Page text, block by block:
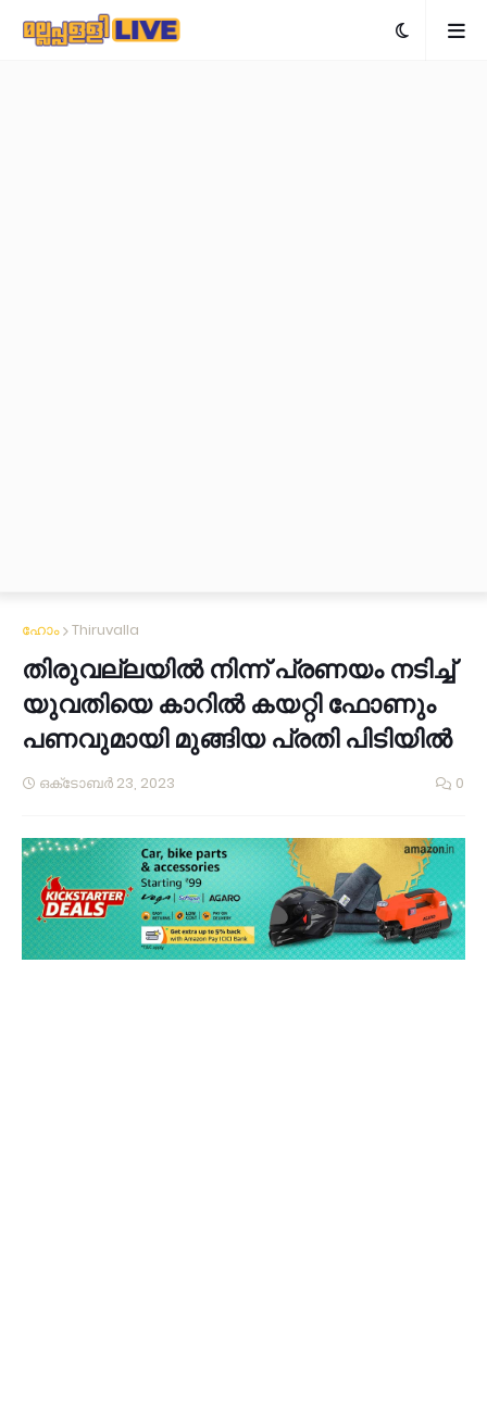
ഹോം Thiruvalla
തിരുവല്ലയിൽ നിന്ന് പ്രണയം നടിച്ച്
യുവതിയെ കാറില്‍ കയറ്റി ഫോണും
പണവുമായി മുങ്ങിയ പ്രതി പിടിയിൽ
ഒക്‌ടോബർ 23, 2023 0